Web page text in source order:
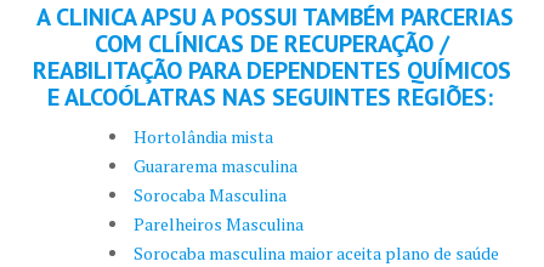
A CLINICA APSU A POSSUI TAMBÉM PARCERIAS
COM CLÍNICAS DE RECUPERAÇÃO /
REABILITAÇÃO PARA DEPENDENTES QUÍMICOS
E ALCOÓLATRAS NAS SEGUINTES REGIÕES:
Hortolândia mista
Guararema masculina
Sorocaba Masculina
Parelheiros Masculina
Sorocaba masculina maior aceita plano de saúde